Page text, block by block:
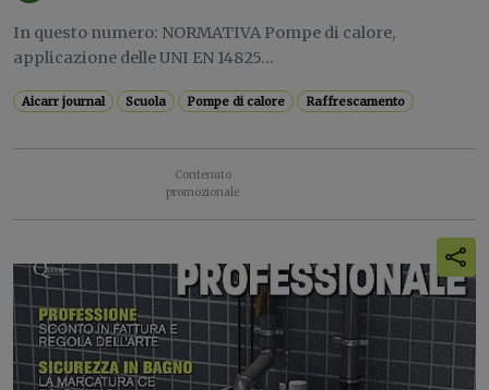
In questo numero: NORMATIVA Pompe di calore,
applicazione delle UNI EN 14825...
Aicarr journal Scuola Pompe di calore Raffrescamento